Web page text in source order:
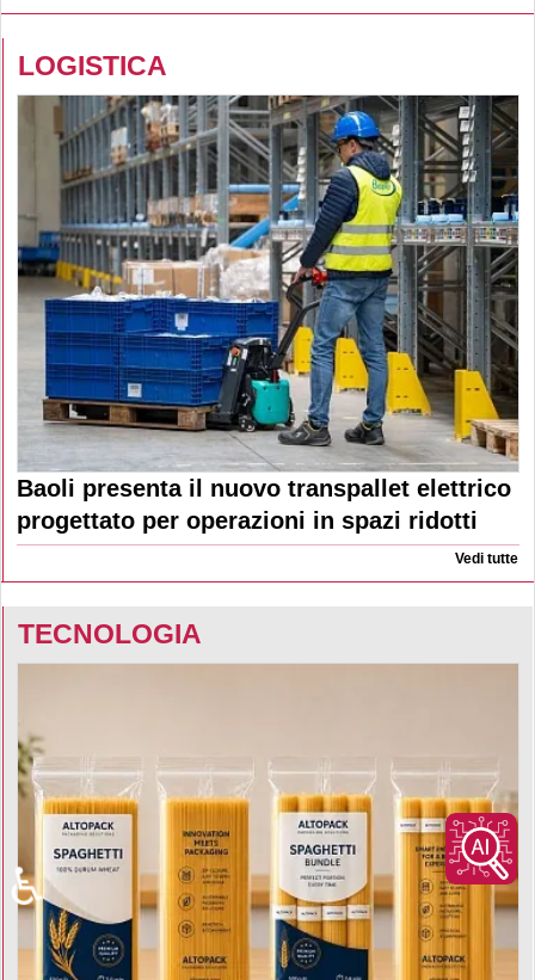
LOGISTICA
Baoli presenta il nuovo transpallet elettrico
progettato per operazioni in spazi ridotti
Vedi tutte
TECNOLOGIA